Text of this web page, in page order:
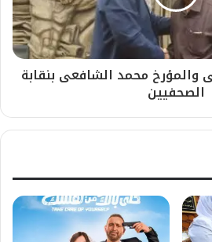
والمؤرخ محمد الشافعى بنقابة
الصحفيين